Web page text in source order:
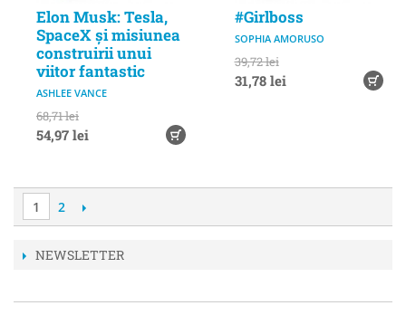
Elon Musk: Tesla,
SpaceX și misiunea
construirii unui
viitor fantastic
ASHLEE VANCE
68,71 lei
54,97 lei
#Girlboss
SOPHIA AMORUSO
39,72 lei
31,78 lei
1 2
NEWSLETTER